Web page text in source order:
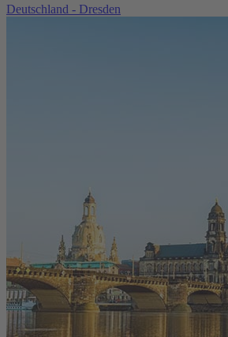
Deutschland - Dresden